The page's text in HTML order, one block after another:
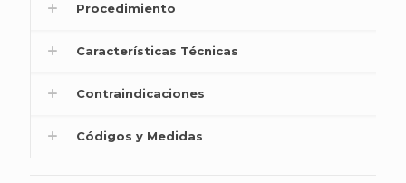
Procedimiento
Características Técnicas
Contraindicaciones
Códigos y Medidas